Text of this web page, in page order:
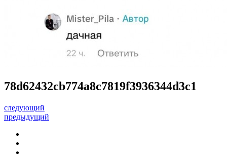
78d62432cb774a8c7819f3936344d3c1
следующий
предыдущий